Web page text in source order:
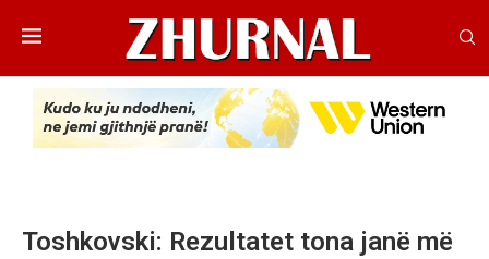
Toshkovski: Rezultatet tona janë më